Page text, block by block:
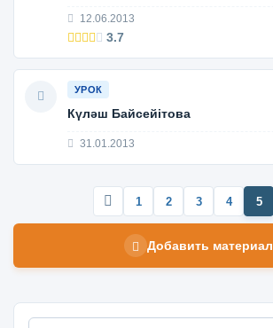
12.06.2013
3.7
УРОК
Күләш Байсейітова
31.01.2013
1 2 3 4 5
Добавить материал